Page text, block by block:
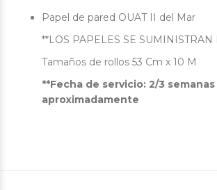
Papel de pared OUAT II del Mar
**LOS PAPELES SE
Tamaños de rollos 53 Cm x 10 M
**Fecha de servicio: 2/3 semanas
aproximadamente